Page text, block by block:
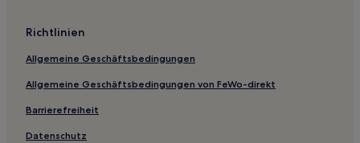
Richtlinien
Allgemeine Geschäftsbedingungen
Allgemeine Geschäftsbedingungen von FeWo-direkt
Barrierefreiheit
Datenschutz